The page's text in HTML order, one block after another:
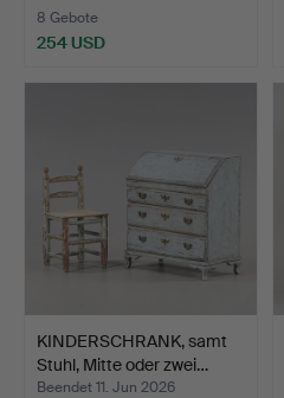
8 Gebote
254 USD
KINDERSCHRANK, samt
Stuhl, Mitte oder zwei…
Beendet 11. Jun 2026